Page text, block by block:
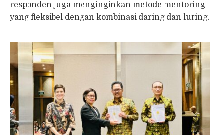
responden juga menginginkan metode mentoring
yang fleksibel dengan kombinasi daring dan luring.